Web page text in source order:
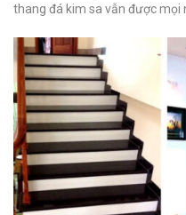
thang đá kim sa vẫn được mọi